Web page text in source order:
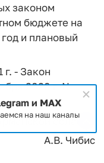
законом
бюджете на
и плановый
г. - Закон
2020 г. N
области
А.В. Чибис
и MAX
на наш каналы